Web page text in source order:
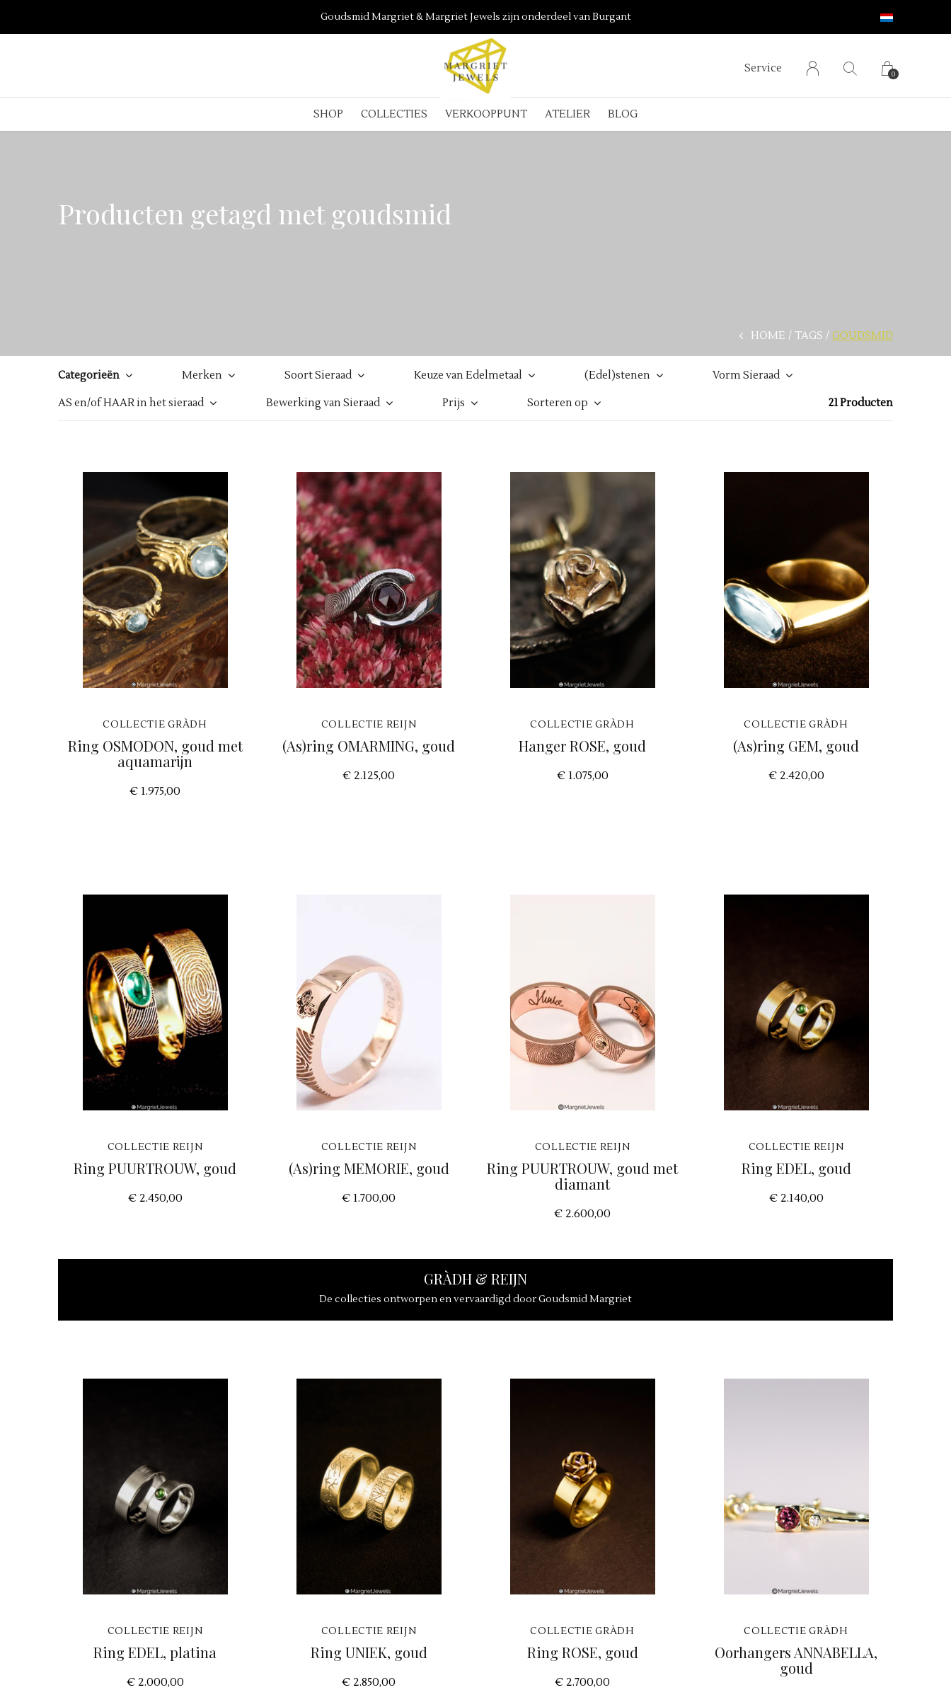
SHOP COLLECTIES VERKOOPPUNT ATELIER BLOG
Service 0
Goudsmid Margriet & Margriet Jewels zijn onderdeel van Burgant
Producten getagd met goudsmid
HOME TAGS GOUDSMID
Categorieën Merken Soort Sieraad Keuze van Edelmetaal (Edel)stenen Vorm Sieraad
AS en/of HAAR in het sieraad Bewerking van Sieraad Prijs Sorteren op 21 Producten
COLLECTIE GRÀDH
Ring OSMODON, goud met
aquamarijn
€ 1.975,00
COLLECTIE REIJN
(As)ring OMARMING, goud
€ 2.125,00
COLLECTIE GRÀDH
Hanger ROSE, goud
€ 1.075,00
COLLECTIE GRÀDH
(As)ring GEM, goud
€ 2.420,00
COLLECTIE REIJN
Ring PUURTROUW, goud
€ 2.450,00
COLLECTIE REIJN
(As)ring MEMORIE, goud
€ 1.700,00
COLLECTIE REIJN
Ring PUURTROUW, goud met
diamant
€ 2.600,00
COLLECTIE REIJN
Ring EDEL, goud
€ 2.140,00
GRÀDH & REIJN
De collecties ontworpen en vervaardigd door Goudsmid Margriet
COLLECTIE REIJN
Ring EDEL, platina
€ 2.000,00
COLLECTIE REIJN
Ring UNIEK, goud
€ 2.850,00
COLLECTIE GRÀDH
Ring ROSE, goud
€ 2.700,00
COLLECTIE GRÀDH
Oorhangers ANNABELLA,
goud